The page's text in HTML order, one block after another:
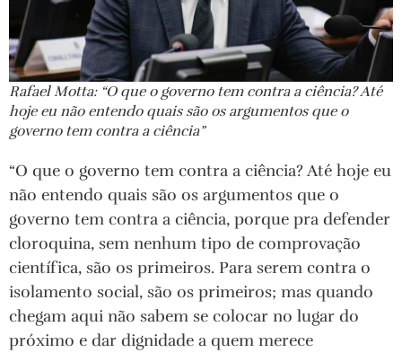
Rafael Motta: “O que o governo tem contra a ciência? Até
hoje eu não entendo quais são os argumentos que o
governo tem contra a ciência”
“O que o governo tem contra a ciência? Até hoje eu
não entendo quais são os argumentos que o
governo tem contra a ciência, porque pra defender
cloroquina, sem nenhum tipo de comprovação
científica, são os primeiros. Para serem contra o
isolamento social, são os primeiros; mas quando
chegam aqui não sabem se colocar no lugar do
próximo e dar dignidade a quem merece